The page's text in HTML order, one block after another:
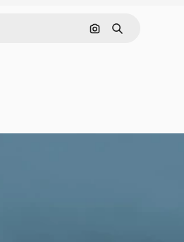
Nach Bild suchen
Suchen